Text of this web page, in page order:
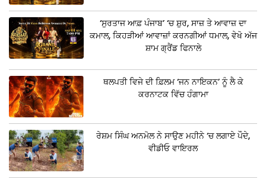
‘ਸੁਰਤਾਜ ਆਫ਼ ਪੰਜਾਬ’ ‘ਚ ਸ਼ੁਰ, ਸਾਜ਼ ਤੇ ਆਵਾਜ਼ ਦਾ
ਕਮਾਲ, ਕਿਹੜੀਆਂ ਆਵਾਜ਼ਾਂ ਕਰਨਗੀਆਂ ਧਮਾਲ, ਵੇਖੋ ਅੱਜ
ਸ਼ਾਮ ਗ੍ਰੈਂਡ ਫਿਨਾਲੇ
ਥਲਪਤੀ ਵਿਜੇ ਦੀ ਫ਼ਿਲਮ ‘ਜਨ ਨਾਇਕਨ’ ਨੂੰ ਲੈ ਕੇ
ਕਰਨਾਟਕ ਵਿੱਚ ਹੰਗਾਮਾ
ਰੇਸ਼ਮ ਸਿੰਘ ਅਨਮੋਲ ਨੇ ਸਾਉਣ ਮਹੀਨੇ ‘ਚ ਲਗਾਏ ਪੌਦੇ,
ਵੀਡੀਓ ਵਾਇਰਲ